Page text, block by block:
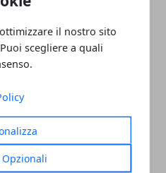
il nostro sito
scegliere a quali